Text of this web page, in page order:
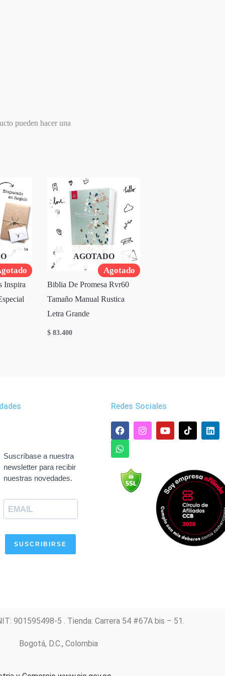
pueden hacer una
Inspira
Agotado
AGOTADO
Biblia De Promesa Rvr60
Tamaño Manual Rustica
Letra Grande
$ 83.400
Suscríbase a nuestra
newsletter para recibir
nuestras novedades.
SUSCRIBIRSE
Redes Sociales
F
a
c
e
o
o
k
I
n
Y
o
e
L
i
d
i
n
W
h
a
t
a
p
p
901595498-5 . Tienda: Carrera 54 #67A bis – 51.
Bogotá, D.C., Colombia